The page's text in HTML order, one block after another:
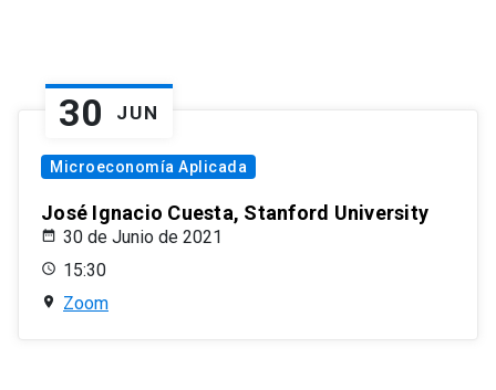
30 JUN
Microeconomía Aplicada
José Ignacio Cuesta, Stanford University
30 de Junio de 2021
15:30
Zoom